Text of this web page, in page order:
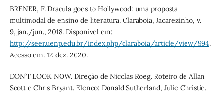
BRENER, F. Dracula goes to Hollywood: uma proposta
multimodal de ensino de literatura. Claraboia, Jacarezinho, v.
9, jan./jun., 2018. Disponível em:
http://seer.uenp.edu.br/index.php/claraboia/article/view/994.
Acesso em: 12 dez. 2020.
DON’T LOOK NOW. Direção de Nicolas Roeg. Roteiro de Allan
Scott e Chris Bryant. Elenco: Donald Sutherland, Julie Christie.